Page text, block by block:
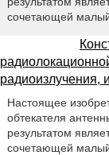
сочетающей
радиоизлучения,
Настоящее
обтекателя
результатом
сочетающей